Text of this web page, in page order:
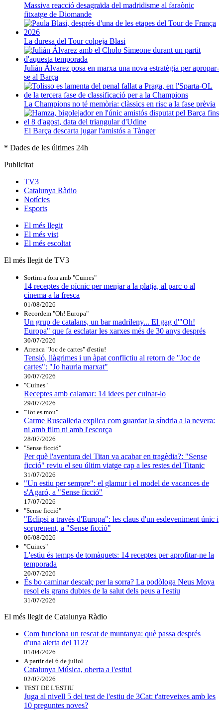
Massiva reacció desagraïda del madridisme al faraònic
fitxatge de Diomande
La duresa del Tour colpeja Blasi
Julián Álvarez posa en marxa una nova estratègia per apropar-
se al Barça
La Champions no té memòria: clàssics en risc a la fase prèvia
El Barça descarta jugar l'amistós a Tànger
* Dades de les últimes 24h
Publicitat
TV3
Catalunya Ràdio
Notícies
Esports
El més llegit
El més vist
El més escoltat
El més llegit de TV3
Sortim a fora amb "Cuines"
14 receptes de pícnic per menjar a la platja, al parc o al
cinema a la fresca
01/08/2026
Recordem "Oh! Europa"
Un grup de catalans, un bar madrileny... El gag d'"Oh!
Europa" que fa esclatar les xarxes més de 30 anys després
30/07/2026
Arrenca "Joc de cartes" d'estiu!
Tensió, llàgrimes i un àpat conflictiu al retorn de "Joc de
cartes": "Jo hauria marxat"
30/07/2026
"Cuines"
Receptes amb calamar: 14 idees per cuinar-lo
29/07/2026
"Tot es mou"
Carme Ruscalleda explica com guardar la síndria a la nevera:
ni amb film ni amb l'escorça
28/07/2026
"Sense ficció"
Per què l'aventura del Titan va acabar en tragèdia?: "Sense
ficció" reviu el seu últim viatge cap a les restes del Titanic
31/07/2026
"Un estiu per sempre": el glamur i el model de vacances de
s'Agaró, a "Sense ficció"
17/07/2026
"Sense ficció"
"Eclipsi a través d'Europa": les claus d'un esdeveniment únic i
sorprenent, a "Sense ficció"
06/08/2026
"Cuines"
L'estiu és temps de tomàquets: 14 receptes per aprofitar-ne la
temporada
20/07/2026
És bo caminar descalç per la sorra? La podòloga Neus Moya
resol els grans dubtes de la salut dels peus a l'estiu
31/07/2026
El més llegit de Catalunya Ràdio
Com funciona un rescat de muntanya: què passa després
d'una alerta del 112?
01/04/2026
A partir del 6 de juliol
Catalunya Música, oberta a l'estiu!
02/07/2026
TEST DE L'ESTIU
Juga al nivell 5 del test de l'estiu de 3Cat: t'atreveixes amb les
10 preguntes noves?